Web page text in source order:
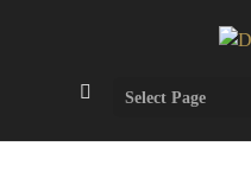
Select Page